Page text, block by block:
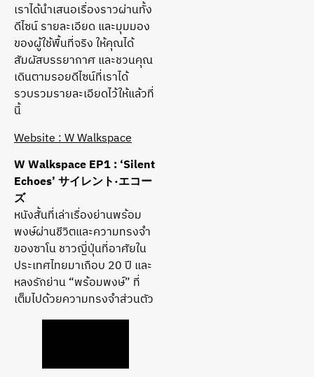
เราได้นำเสนอเรื่องราวผ่านทั้ง
ดีไซน์ รายละเอียด และมุมมอง
ของผู้ใช้พื้นที่จริง ให้คุณได้
สัมผัสบรรยากาศ และชวนคุณ
เดินตามรอยดีไซน์ที่เราได้
รวบรวมรายละเอียดไว้ให้แล้วที่
นี้
Website : W Walkspace
W Walkspace EP1 : ‘Silent
Echoes’ サイレント·エコー
ズ
หนังสั้นที่เล่าเรื่องย่านพร้อม
พงษ์ผ่านชีวิตและความทรงจำ
ของซาโน ชาวญี่ปุ่นที่อาศัยใน
ประเทศไทยมาเกือบ 20 ปี และ
หลงรักย่าน “พร้อมพงษ์” ที่
เต็มไปด้วยความทรงจำส่วนตัว